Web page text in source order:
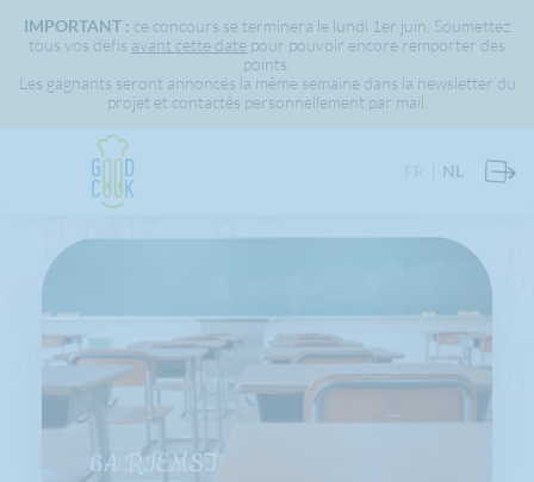
IMPORTANT : ce concours se terminera le lundi 1er juin. Soumettez
tous vos défis avant cette date pour pouvoir encore remporter des
points.
Les gagnants seront annoncés la même semaine dans la newsletter du
projet et contactés personnellement par mail.
NL
6A RIEMST